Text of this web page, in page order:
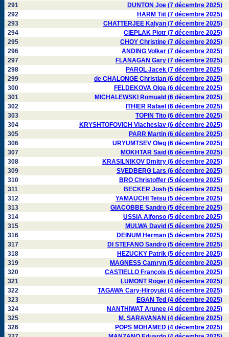
291
DUNTON Joe (7 décembre 2025)
292
HÄRM Tiit (7 décembre 2025)
293
CHATTERJEE Kalyan (7 décembre 2025)
294
CIEPLAK Piotr (7 décembre 2025)
295
CHOY Christine (7 décembre 2025)
296
ANDING Volker (7 décembre 2025)
297
FLANAGAN Gary (7 décembre 2025)
298
PAROL Jacek (7 décembre 2025)
299
de CHALONGE Christian (6 décembre 2025)
300
FELDEKOVA Olga (6 décembre 2025)
301
MICHALEWSKI Romuald (6 décembre 2025)
302
ITHIER Rafael (6 décembre 2025)
303
TOPIN Tito (6 décembre 2025)
304
KRYSHTOFOVICH Viacheslav (6 décembre 2025)
305
PARR Martin (6 décembre 2025)
306
URYUMTSEV Oleg (6 décembre 2025)
307
MOKHTAR Saïd (6 décembre 2025)
308
KRASILNIKOV Dmitry (6 décembre 2025)
309
SVEDBERG Lars (6 décembre 2025)
310
BRO Christoffer (5 décembre 2025)
311
BECKER Josh (5 décembre 2025)
312
YAMAUCHI Tetsu (5 décembre 2025)
313
GIACOBBE Sandro (5 décembre 2025)
314
USSIA Alfonso (5 décembre 2025)
315
MULWA David (5 décembre 2025)
316
DEINUM Herman (5 décembre 2025)
317
DI STEFANO Sandro (5 décembre 2025)
318
HEZUCKY Patrik (5 décembre 2025)
319
MAGNESS Camryn (5 décembre 2025)
320
CASTIELLO François (5 décembre 2025)
321
LUMONT Roger (4 décembre 2025)
322
TAGAWA Cary-Hiroyuki (4 décembre 2025)
323
EGAN Ted (4 décembre 2025)
324
NANTHIWAT Arunee (4 décembre 2025)
325
M. SARAVANAN (4 décembre 2025)
326
POPS MOHAMED (4 décembre 2025)